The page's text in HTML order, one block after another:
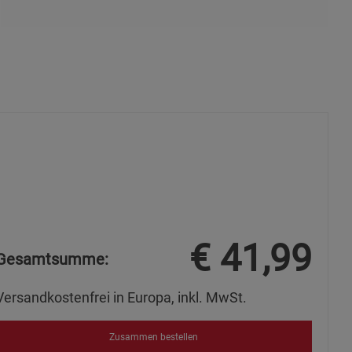
€ 41,99
in Europa, inkl. MwSt.
Zusammen bestellen